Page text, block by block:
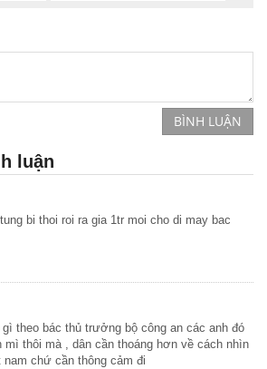
BÌNH LUẬN
luận
bi thoi roi ra gia 1tr moi cho di may bac
theo bác thủ trưởng bộ công an các anh đó
mì thôi mà , dân cần thoáng hơn về cách nhìn
chứ cần thông cảm đi